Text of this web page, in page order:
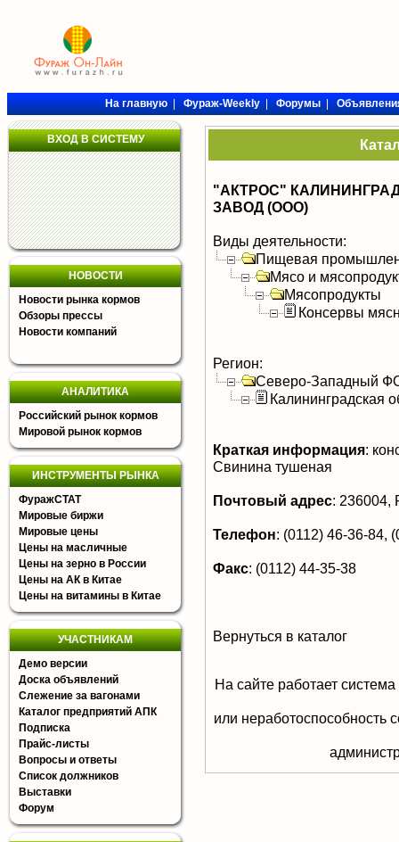
На главную|Фураж-Weekly|Форумы|
ВХОД В СИСТЕМУ
НОВОСТИ
Новости рынка кормов
Обзоры прессы
Новости компаний
АНАЛИТИКА
Российский рынок кормов
Мировой рынок кормов
ИНСТРУМЕНТЫ РЫНКА
ФуражСТАТ
Мировые биржи
Мировые цены
Цены на масличные
Цены на зерно в России
Цены на АК в Китае
Цены на витамины в Китае
УЧАСТНИКАМ
Демо версии
Доска объявлений
Слежение за вагонами
Каталог предприятий АПК
Подписка
Прайс-листы
Вопросы и ответы
Список должников
Выставки
Форум
"АКТРОС"
ЗАВОД (ООО)
Виды деятельности:
Пищевая
Мясо и
Мясопродукты
Консервы
Регион:
Северо-Западный
Калининградская
Краткая информация:
Свинина тушеная
Почтовый адрес: 236004,
Телефон: (0112) 46-36-84,
Факс: (0112) 44-35-38
Вернуться в каталог
На сайте работает
или неработоспособность